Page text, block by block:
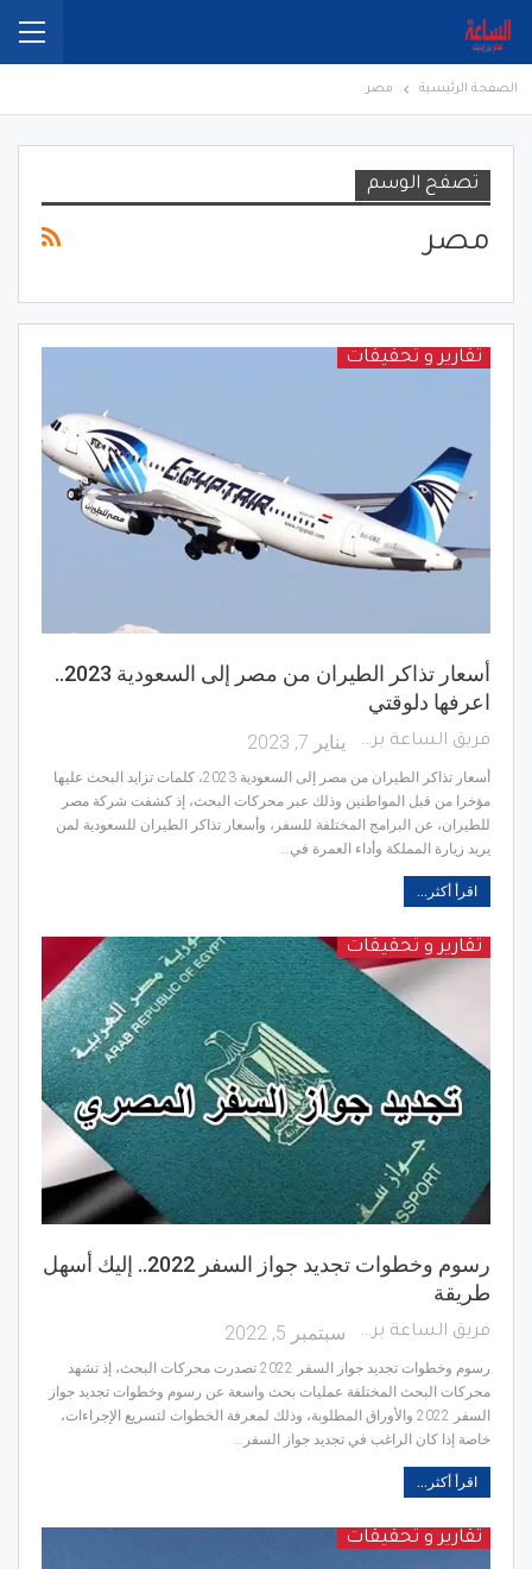
الصفحة الرئيسية مصر
تصفح الوسم
مصر
تقارير و تحقيقات
أسعار تذاكر الطيران من مصر إلى السعودية 2023..
اعرفها دلوقتي
فريق الساعة برس يناير 7, 2023
أسعار تذاكر الطيران من مصر إلى السعودية 2023، كلمات تزايد البحث عليها
مؤخرا من قبل المواطنين وذلك عبر محركات البحث، إذ كشفت شركة مصر
للطيران، عن البرامج المختلفة للسفر، وأسعار تذاكر الطيران للسعودية لمن
يريد زيارة المملكة وأداء العمرة في…
اقرأ أكثر...
تقارير و تحقيقات
رسوم وخطوات تجديد جواز السفر 2022.. إليك أسهل
طريقة
فريق الساعة برس سبتمبر 5, 2022
رسوم وخطوات تجديد جواز السفر 2022 تصدرت محركات البحث، إذ تشهد
محركات البحث المختلفة عمليات بحث واسعة عن رسوم وخطوات تجديد جواز
السفر 2022 والأوراق المطلوبة، وذلك لمعرفة الخطوات لتسريع الإجراءات،
خاصة إذا كان الراغب في تجديد جواز السفر…
اقرأ أكثر...
تقارير و تحقيقات